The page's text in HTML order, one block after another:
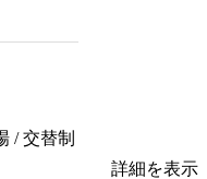
/ 交替制
詳細を表示